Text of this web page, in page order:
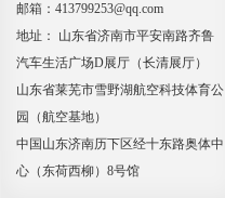
邮箱：413799253@qq.com
地址： 山东省济南市平安南路齐鲁
汽车生活广场D展厅（长清展厅）
山东省莱芜市雪野湖航空科技体育公
园（航空基地）
中国山东济南历下区经十东路奥体中
心（东荷西柳）8号馆